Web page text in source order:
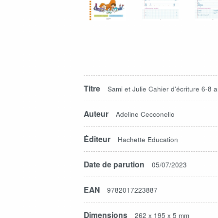
Titre Sami et Julie Cahier d'écriture 6-8
Auteur Adeline Cecconello
Éditeur Hachette Education
Date de parution 05/07/2023
EAN 9782017223887
Dimensions 262 x 195 x 5 mm